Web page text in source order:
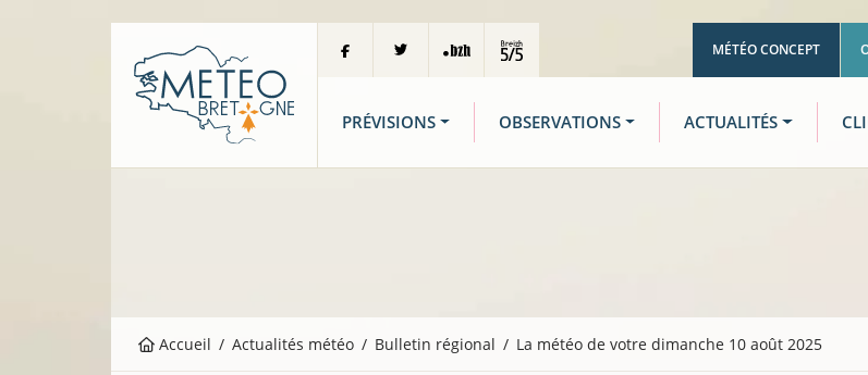
MÉTÉO CONCEPT
PRÉVISIONS OBSERVATIONS ACTUALITÉS
Accueil Actualités météo Bulletin régional La météo de votre dimanche 10 août 2025